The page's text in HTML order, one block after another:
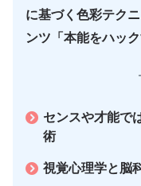
に基づく色彩テク
ンツ「本能をハッ
センスや才能で
術
視覚心理学と脳